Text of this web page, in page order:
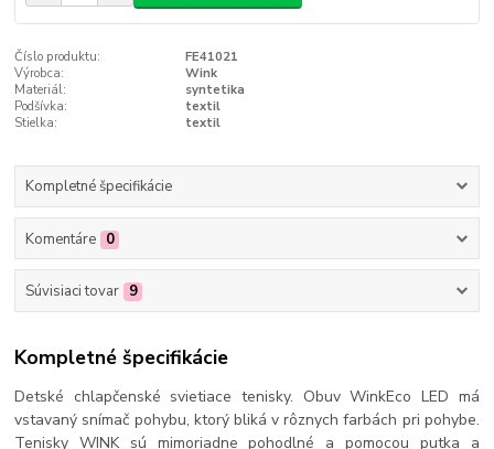
Číslo produktu:
FE41021
Výrobca:
Wink
Materiál:
syntetika
Podšívka:
textil
Stielka:
textil
Kompletné špecifikácie
Komentáre 0
Súvisiaci tovar 9
Kompletné špecifikácie
Detské chlapčenské svietiace tenisky. Obuv WinkEco LED má
vstavaný snímač pohybu, ktorý bliká v rôznych farbách pri pohybe.
Tenisky WINK sú mimoriadne pohodlné a pomocou putka a